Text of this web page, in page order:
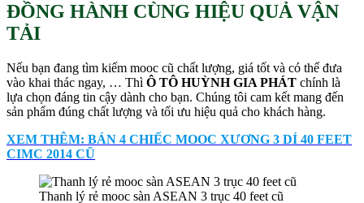
ĐỒNG HÀNH CÙNG HIỆU QUẢ VẬN
TẢI
Nếu bạn đang tìm kiếm mooc cũ chất lượng, giá tốt và có thể đưa
vào khai thác ngay, … Thì Ô TÔ HUỲNH GIA PHÁT chính là
lựa chọn đáng tin cậy dành cho bạn. Chúng tôi cam kết mang đến
sản phẩm đúng chất lượng và tối ưu hiệu quả cho khách hàng.
XEM THÊM: BÁN 4 CHIẾC MOOC XƯƠNG 3 DÍ 40 FEET
CIMC 2014 CŨ
Thanh lý rẻ mooc sàn ASEAN 3 trục 40 feet cũ